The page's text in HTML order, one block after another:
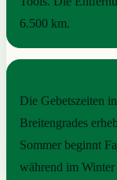
6.500 km.
Die Gebetszeiten
Breitengrades
Sommer beginnt
während im Winter